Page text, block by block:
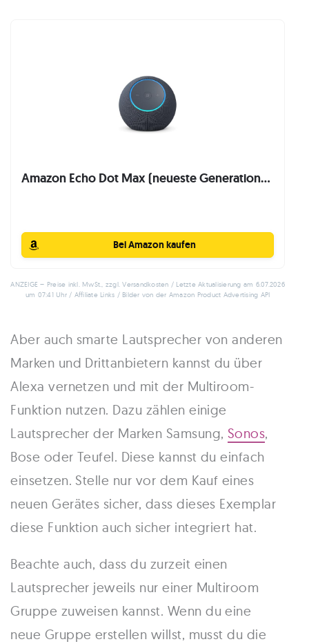
Amazon Echo Dot Max (neueste Generation...
Bei Amazon kaufen
ANZEIGE – Preise inkl. MwSt., zzgl. Versandkosten / Letzte Aktualisierung am 6.07.2026
um 07:41 Uhr / Affiliate Links / Bilder von der Amazon Product Advertising API
Aber auch smarte Lautsprecher von anderen
Marken und Drittanbietern kannst du über
Alexa vernetzen und mit der Multiroom-
Funktion nutzen. Dazu zählen einige
Lautsprecher der Marken Samsung, Sonos,
Bose oder Teufel. Diese kannst du einfach
einsetzen. Stelle nur vor dem Kauf eines
neuen Gerätes sicher, dass dieses Exemplar
diese Funktion auch sicher integriert hat.
Beachte auch, dass du zurzeit einen
Lautsprecher jeweils nur einer Multiroom
Gruppe zuweisen kannst. Wenn du eine
neue Gruppe erstellen willst, musst du die